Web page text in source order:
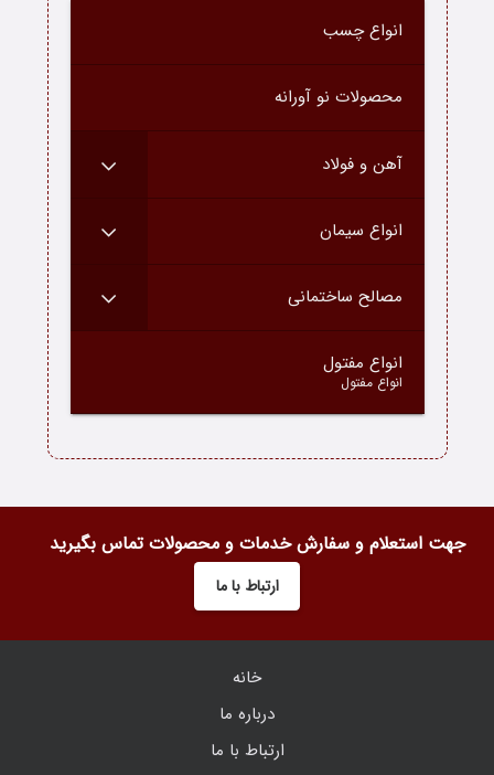
انواع چسب
محصولات نو آورانه
آهن و فولاد
انواع سیمان
مصالح ساختمانی
انواع مفتول
انواع مفتول
جهت استعلام و سفارش خدمات و محصولات تماس بگیرید
ارتباط با ما
خانه
درباره ما
ارتباط با ما